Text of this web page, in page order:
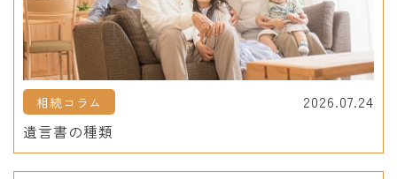
相続コラム
2026.07.24
遺言書の種類